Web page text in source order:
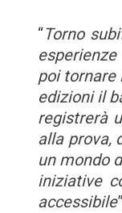
“Torno
poi tornare
edizioni il
registrerà
alla prova,
un mondo
iniziative
accessibile